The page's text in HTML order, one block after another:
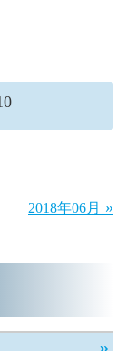
2018年06月 »